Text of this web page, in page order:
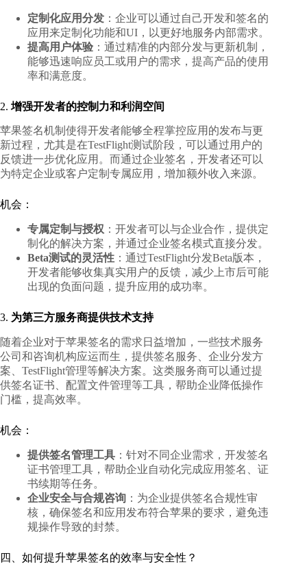
定制化应用分发 ：企业可以通过自己开发和签名的
应用来定制化功能和UI，以更好地服务内部需求。
提高用户体验 ：通过精准的内部分发与更新机制，
能够迅速响应员工或用户的需求，提高产品的使用
率和满意度。
2. 增强开发者的控制力和利润空间
苹果签名机制使得开发者能够全程掌控应用的发布与更
新过程，尤其是在TestFlight测试阶段，可以通过用户的
反馈进一步优化应用。而通过企业签名，开发者还可以
为特定企业或客户定制专属应用，增加额外收入来源。
机会：
专属定制与授权 ：开发者可以与企业合作，提供定
制化的解决方案，并通过企业签名模式直接分发。
Beta测试的灵活性 ：通过TestFlight分发Beta版本，
开发者能够收集真实用户的反馈，减少上市后可能
出现的负面问题，提升应用的成功率。
3. 为第三方服务商提供技术支持
随着企业对于苹果签名的需求日益增加，一些技术服务
公司和咨询机构应运而生，提供签名服务、企业分发方
案、TestFlight管理等解决方案。这类服务商可以通过提
供签名证书、配置文件管理等工具，帮助企业降低操作
门槛，提高效率。
机会：
提供签名管理工具 ：针对不同企业需求，开发签名
证书管理工具，帮助企业自动化完成应用签名、证
书续期等任务。
企业安全与合规咨询 ：为企业提供签名合规性审
核，确保签名和应用发布符合苹果的要求，避免违
规操作导致的封禁。
四、如何提升苹果签名的效率与安全性？